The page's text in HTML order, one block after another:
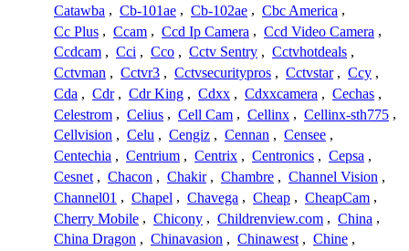
Catawba , Cb-101ae , Cb-102ae , Cbc America ,
Cc Plus , Ccam , Ccd Ip Camera , Ccd Video Camera ,
Ccdcam , Cci , Cco , Cctv Sentry , Cctvhotdeals ,
Cctvman , Cctvr3 , Cctvsecuritypros , Cctvstar , Ccy ,
Cda , Cdr , Cdr King , Cdxx , Cdxxcamera , Cechas ,
Celestrom , Celius , Cell Cam , Cellinx , Cellinx-sth775 ,
Cellvision , Celu , Cengiz , Cennan , Censee ,
Centechia , Centrium , Centrix , Centronics , Cepsa ,
Cesnet , Chacon , Chakir , Chambre , Channel Vision ,
Channel01 , Chapel , Chavega , Cheap , CheapCam ,
Cherry Mobile , Chicony , Childrenview.com , China ,
China Dragon , Chinavasion , Chinawest , Chine ,